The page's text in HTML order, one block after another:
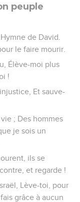
peuple
de David.
le faire mourir.
Élève-moi plus
!
Et sauve-
; Des hommes
je sois un
ils se
et regarde !
Lève-toi, pour
grâce à aucun